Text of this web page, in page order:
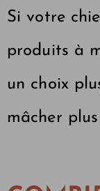
Si votre
produits à
un choix
mâcher